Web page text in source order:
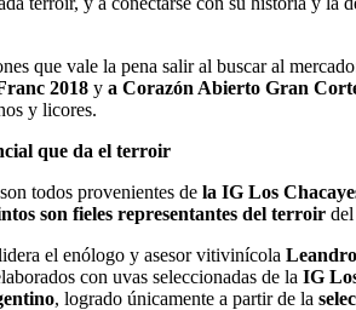
que vale la pena salir al buscar al
2018 y a Corazón Abierto Gran
y licores.
que da el terroir
todos provenientes de la IG Los
son fieles representantes del terroir
el enólogo y asesor vitivinícola
con uvas seleccionadas de la IG
, logrado únicamente a partir de la